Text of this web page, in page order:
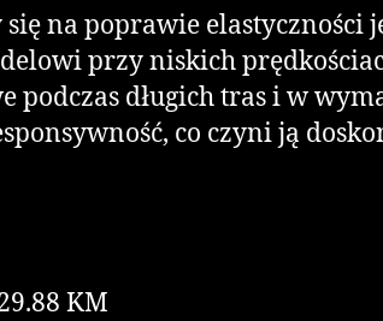
na poprawie
przy niskich
podczas długich tras i w
co czyni ją
KM